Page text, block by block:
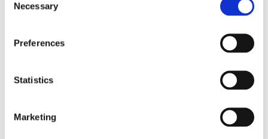
Selection
Necessary
Preferences
Statistics
Marketing